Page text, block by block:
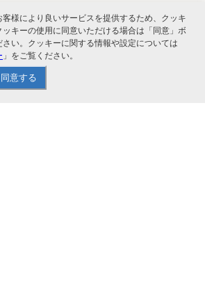
関連サービス
様により良いサービスを提供するため、クッキ
キーの使用に同意いただける場合は「同意」ボ
い。クッキーに関する情報や設定については
」をご覧ください。
同意する